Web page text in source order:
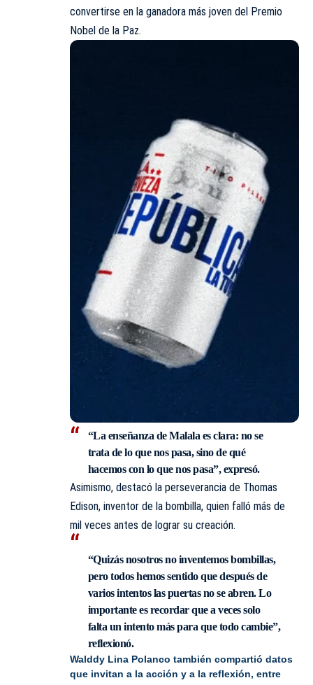
convertirse en la ganadora más joven del Premio
Nobel de la Paz.
“La enseñanza de Malala es clara: no se
trata de lo que nos pasa, sino de qué
hacemos con lo que nos pasa”, expresó.
Asimismo, destacó la perseverancia de Thomas
Edison, inventor de la bombilla, quien falló más de
mil veces antes de lograr su creación.
“Quizás nosotros no inventemos bombillas,
pero todos hemos sentido que después de
varios intentos las puertas no se abren. Lo
importante es recordar que a veces solo
falta un intento más para que todo cambie”,
reflexionó.
Walddy Lina Polanco también compartió datos
que invitan a la acción y a la reflexión, entre